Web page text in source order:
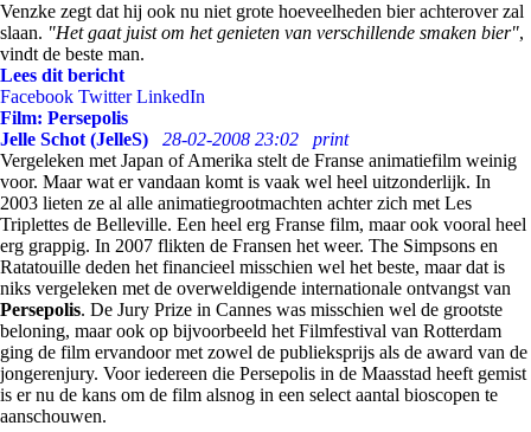
Venzke zegt dat hij ook nu niet grote hoeveelheden bier achterover zal
slaan. "Het gaat juist om het genieten van verschillende smaken bier",
vindt de beste man.
Lees dit bericht
Facebook Twitter LinkedIn
Film: Persepolis
Jelle Schot (JelleS)
28-02-2008 23:02
print
Vergeleken met Japan of Amerika stelt de Franse animatiefilm weinig
voor. Maar wat er vandaan komt is vaak wel heel uitzonderlijk. In
2003 lieten ze al alle animatiegrootmachten achter zich met Les
Triplettes de Belleville. Een heel erg Franse film, maar ook vooral heel
erg grappig. In 2007 flikten de Fransen het weer. The Simpsons en
Ratatouille deden het financieel misschien wel het beste, maar dat is
niks vergeleken met de overweldigende internationale ontvangst van
Persepolis. De Jury Prize in Cannes was misschien wel de grootste
beloning, maar ook op bijvoorbeeld het Filmfestival van Rotterdam
ging de film ervandoor met zowel de publieksprijs als de award van de
jongerenjury. Voor iedereen die Persepolis in de Maasstad heeft gemist
is er nu de kans om de film alsnog in een select aantal bioscopen te
aanschouwen.